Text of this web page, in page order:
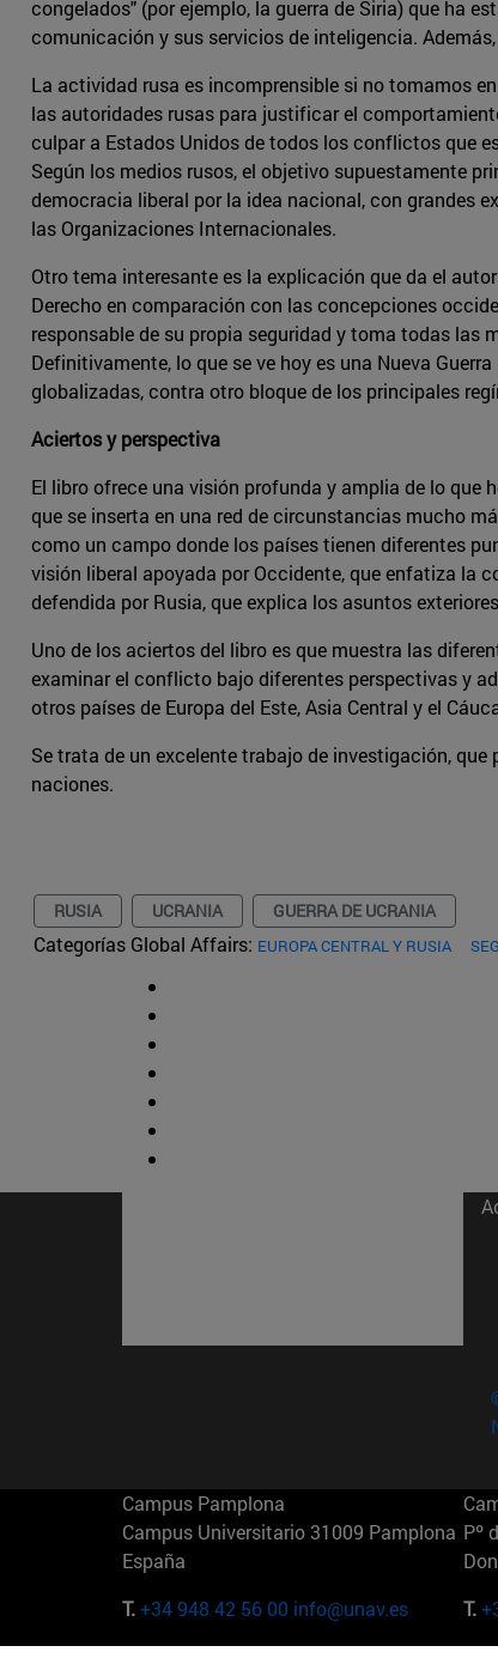
congelados" (por ejemplo, la guerra de Siria) que ha
comunicación y sus servicios de inteligencia.
La actividad rusa es incomprensible si no tomamos
las autoridades rusas para justificar el
culpar a Estados Unidos de todos los conflictos que
Según los medios rusos, el objetivo supuestamente
democracia liberal por la idea nacional, con grandes
las Organizaciones Internacionales.
Otro tema interesante es la explicación que da el
Derecho en comparación con las concepciones
responsable de su propia seguridad y toma todas
Definitivamente, lo que se ve hoy es una Nueva
globalizadas, contra otro bloque de los principales
Aciertos y perspectiva
El libro ofrece una visión profunda y amplia de lo
que se inserta en una red de circunstancias mucho
como un campo donde los países tienen diferentes
visión liberal apoyada por Occidente, que enfatiza la
defendida por Rusia, que explica los asuntos
Uno de los aciertos del libro es que muestra las
examinar el conflicto bajo diferentes perspectivas y
otros países de Europa del Este, Asia Central y el
Se trata de un excelente trabajo de investigación,
naciones.
RUSIA UCRANIA GUERRA DE UCRANIA
Categorías Global Affairs: EUROPA CENTRAL Y RUSIA
Campus Pamplona
Campus Universitario 31009 Pamplona
España
T.+34 948 42 56 00 info@unav.es
Pº
T.